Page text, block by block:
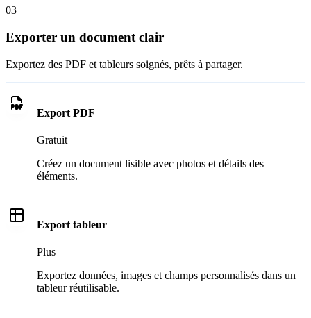
03
Exporter un document clair
Exportez des PDF et tableurs soignés, prêts à partager.
Export PDF
Gratuit
Créez un document lisible avec photos et détails des
éléments.
Export tableur
Plus
Exportez données, images et champs personnalisés dans un
tableur réutilisable.